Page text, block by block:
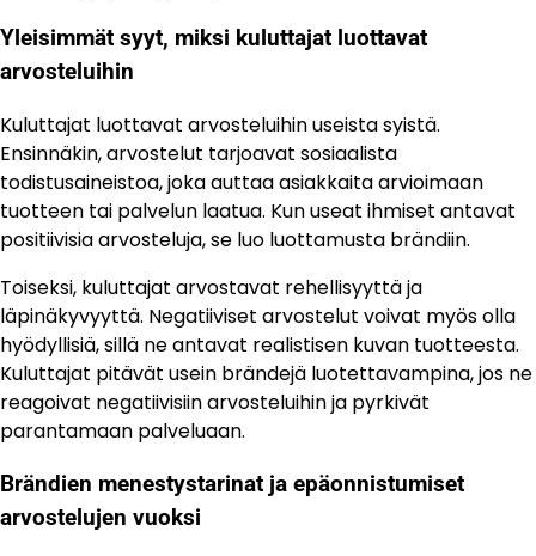
Yleisimmät syyt, miksi kuluttajat luottavat
arvosteluihin
Kuluttajat luottavat arvosteluihin useista syistä.
Ensinnäkin, arvostelut tarjoavat sosiaalista
todistusaineistoa, joka auttaa asiakkaita arvioimaan
tuotteen tai palvelun laatua. Kun useat ihmiset antavat
positiivisia arvosteluja, se luo luottamusta brändiin.
Toiseksi, kuluttajat arvostavat rehellisyyttä ja
läpinäkyvyyttä. Negatiiviset arvostelut voivat myös olla
hyödyllisiä, sillä ne antavat realistisen kuvan tuotteesta.
Kuluttajat pitävät usein brändejä luotettavampina, jos ne
reagoivat negatiivisiin arvosteluihin ja pyrkivät
parantamaan palveluaan.
Brändien menestystarinat ja epäonnistumiset
arvostelujen vuoksi